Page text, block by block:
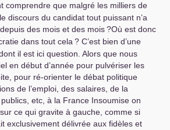
comprendre que malgré les milliers de
discours du candidat tout puissant n’a
des mois et des mois?Où est donc
dans tout cela ? C’est bien d’une
il est ici question. Alors que nous
en début d’année pour pulvériser les
pour ré-orienter le débat politique
de l’emploi, des salaires, de la
etc, à la France Insoumise on
ce qui gravite à gauche, comme si
exclusivement délivrée aux fidèles et